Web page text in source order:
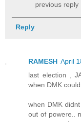
previous reply
Reply
RAMESH April
last election ,
when DMK
when DMK
out of powere..